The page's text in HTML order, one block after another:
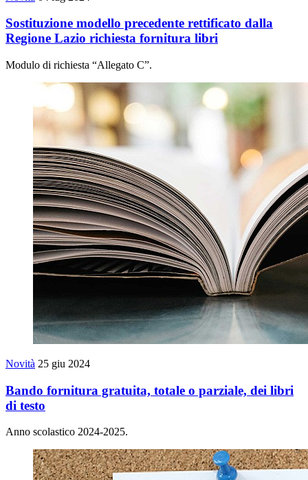
Sostituzione modello precedente rettificato dalla
Regione Lazio richiesta fornitura libri
Modulo di richiesta “Allegato C”.
Novità 25 giu 2024
Bando fornitura gratuita, totale o parziale, dei libri
di testo
Anno scolastico 2024-2025.